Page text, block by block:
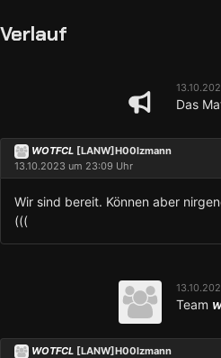
Verlauf
Das
WOTFCL [LANW]H00lzmann
13.10.2023 um 23:09 Uhr
Wir sind bereit. Können aber
(((
Team
WOTFCL [LANW]H00lzmann